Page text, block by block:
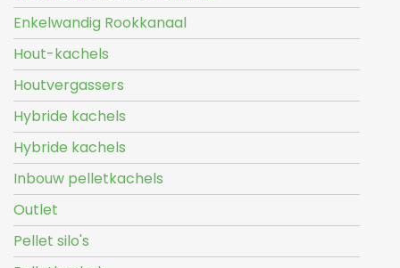
Enkelwandig Rookkanaal
Hout-kachels
Houtvergassers
Hybride kachels
Hybride kachels
Inbouw pelletkachels
Outlet
Pellet silo's